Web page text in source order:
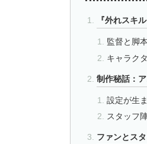
『外れスキ
監督と脚
キャラク
制作秘話：
設定が生
スタッフ
ファンとス